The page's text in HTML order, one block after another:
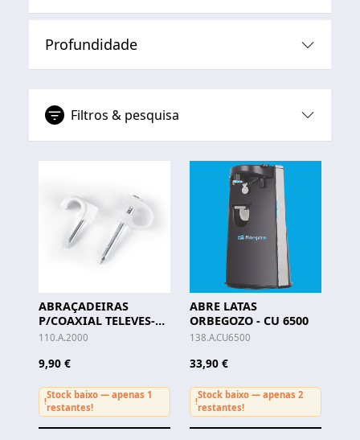
Filtros & pesquisa
ABRAÇADEIRAS
P/COAXIAL TELEVES-
(Cx. c/100 Unid.)
110.A.2000
9,90 €
!
Stock baixo — apenas 1
restantes!
ABRE LATAS
ORBEGOZO - CU 6500
138.A.CU6500
33,90 €
!
Stock baixo — apenas 2
restantes!
Profundidade